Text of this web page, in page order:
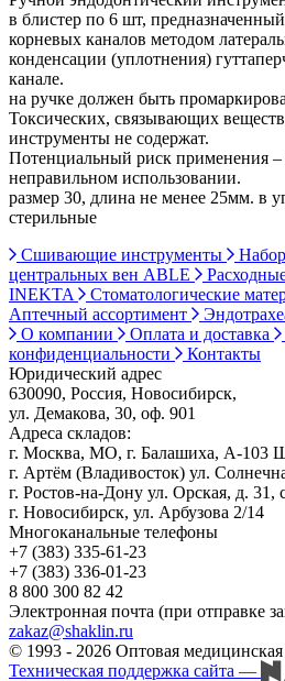
в блистер по 6 шт,
корневых каналов методом
конденсации (уплотнения)
канале.
на ручке должен быть
Токсических, связывающих
инструменты не содержат.
Потенциальный риск применения –
неправильном использовании.
размер 30, длина не менее 25мм. в
стерильные
Сшивающие инструменты
центральных вен ABLE
INEKTA
Стоматологические
Аптечный ассортимент
О компании
Оплата и доставка
конфиденциальности
Контакты
Юридический адрес
630090, Россия, Новосибирск,
ул. Демакова, 30, оф. 901
Адреса складов:
г. Москва, МО, г. Балашиха, А-103
г. Артём (Владивосток) ул.
г. Ростов-на-Дону ул. Орская, д. 31,
г. Новосибирск, ул. Арбузова 2/14
Многоканальные телефоны
+7 (383) 335-61-23
+7 (383) 336-01-23
8 800 300 82 42
Электронная почта (при отправке
zakaz@shaklin.ru
© 1993 - 2026 Оптовая
Техническая поддержка сайта —